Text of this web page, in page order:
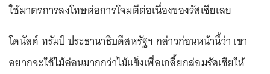
ใช้มาตรการลงโทษต่อการโจมตีต่อเนื่องของรัสเซียเลย
โดนัลด์ ทรัมป์ ประธานาธิบดีสหรัฐฯ กล่าวก่อนหน้านี้ว่า เขา
อยากจะใช้ไม้อ่อนมากกว่าไม้แข็งเพื่อเกลี้ยกล่อมรัสเซียให้